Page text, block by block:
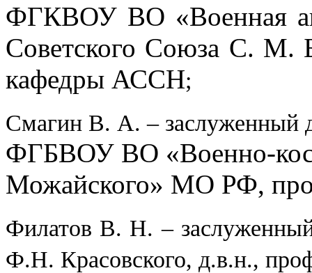
ФГКВОУ ВО «Военная
Советского Союза С. М.
кафедры АССН;
Смагин В. А. – заслуженный
ФГБВОУ ВО «Военно-
Можайского» МО РФ,
Филатов В. Н. –
Ф.Н. Красовского, д.в.н.,